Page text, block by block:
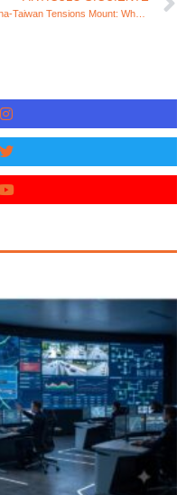
China-Taiwan Tensions Mount: What Recent Actions Reveal